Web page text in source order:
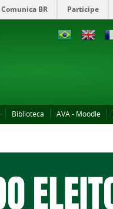
Comunica BR Participe
Biblioteca AVA - Moodle